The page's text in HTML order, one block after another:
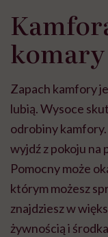
Zapach kamfory
lubią. Wysoce
odrobiny kamfory.
wyjdź z pokoju na
Pomocny może
którym możesz
znajdziesz w
żywnością i